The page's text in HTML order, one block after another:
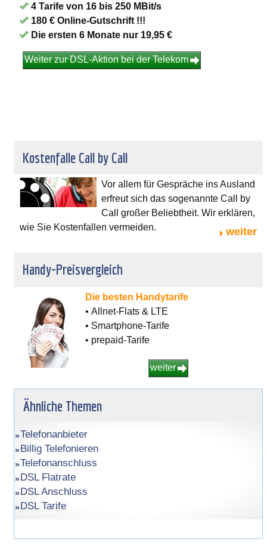
4 Tarife von 16 bis 250 MBit/s
180 € Online-Gutschrift !!!
Die ersten 6 Monate nur 19,95 €
Weiter zur DSL-Aktion bei der Telekom
Kostenfalle Call by Call
Vor allem für Gespräche ins Ausland
erfreut sich das sogenannte Call by
Call großer Beliebtheit. Wir erklären,
wie Sie Kostenfallen vermeiden.
weiter
Handy-Preisvergleich
Die besten Handytarife
• Allnet-Flats & LTE
• Smartphone-Tarife
• prepaid-Tarife
weiter
Ähnliche Themen
Telefonanbieter
Billig Telefonieren
Telefonanschluss
DSL Flatrate
DSL Anschluss
DSL Tarife